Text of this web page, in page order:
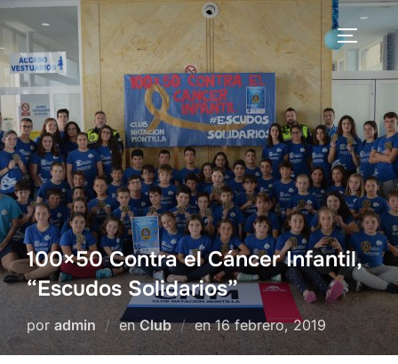
Saltar
contenido
100×50 Contra el Cáncer Infantil,
“Escudos Solidarios”
por admin enClub enPublicado
el
16 febrero, 2019